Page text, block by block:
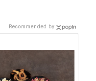
Recommended by